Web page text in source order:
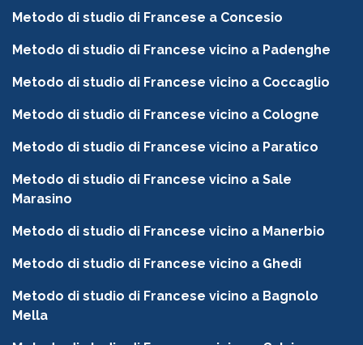
Metodo di studio di Francese a Concesio
Metodo di studio di Francese vicino a Padenghe
Metodo di studio di Francese vicino a Coccaglio
Metodo di studio di Francese vicino a Cologne
Metodo di studio di Francese vicino a Paratico
Metodo di studio di Francese vicino a Sale
Marasino
Metodo di studio di Francese vicino a Manerbio
Metodo di studio di Francese vicino a Ghedi
Metodo di studio di Francese vicino a Bagnolo
Mella